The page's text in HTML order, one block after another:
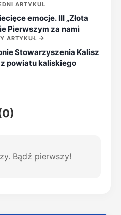
ARTYKUŁ
emocje. III „Złota
Pierwszym za nami
ARTYKUŁ
Stowarzyszenia Kalisz
powiatu kaliskiego
Bądź pierwszy!